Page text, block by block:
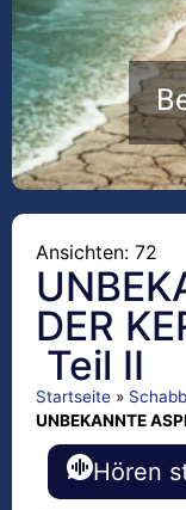
Ansichten: 72
DER
Teil II
Startseite »
UNBEKANNTE
Hören